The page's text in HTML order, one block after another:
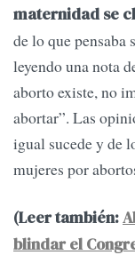
maternidad se
de lo que pensaba
leyendo una nota
aborto existe, no
abortar”. Las
igual sucede y de
mujeres por
(Leer también:
blindar el